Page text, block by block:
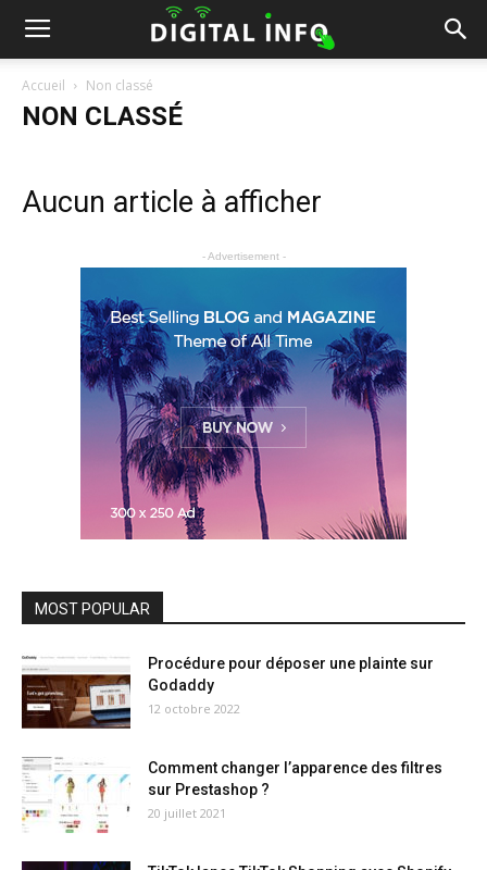
Accueil Non classé
NON CLASSÉ
Aucun article à afficher
- Advertisement -
MOST POPULAR
Procédure pour déposer une plainte sur
Godaddy
12 octobre 2022
Comment changer l’apparence des filtres
sur Prestashop ?
20 juillet 2021